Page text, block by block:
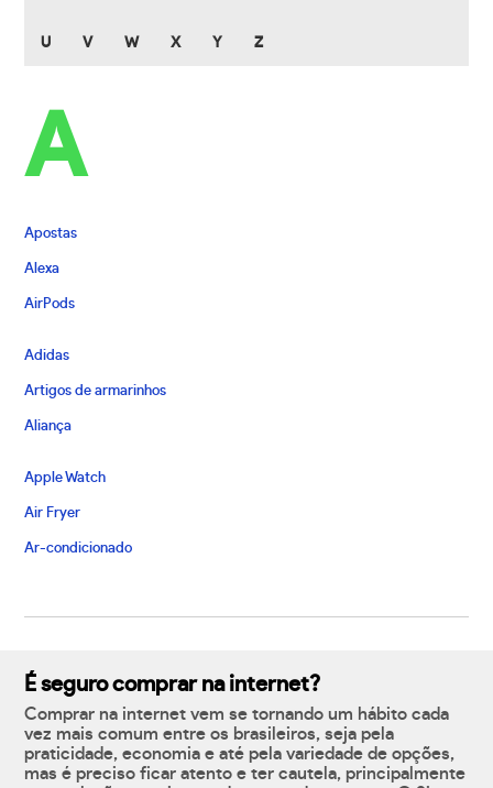
U V W X Y Z
A
Apostas
Alexa
AirPods
Adidas
Artigos de armarinhos
Aliança
Apple Watch
Air Fryer
Ar-condicionado
É seguro comprar na internet?
Comprar na internet vem se tornando um hábito cada
vez mais comum entre os brasileiros, seja pela
praticidade, economia e até pela variedade de opções,
mas é preciso ficar atento e ter cautela, principalmente